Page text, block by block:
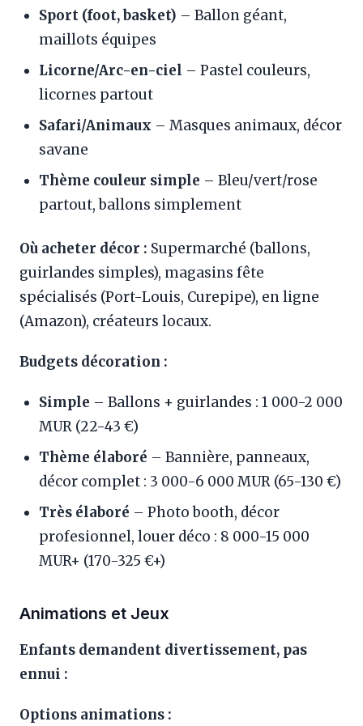
Sport (foot, basket) – Ballon géant,
maillots équipes
Licorne/Arc-en-ciel – Pastel couleurs,
licornes partout
Safari/Animaux – Masques animaux, décor
savane
Thème couleur simple – Bleu/vert/rose
partout, ballons simplement
Où acheter décor : Supermarché (ballons,
guirlandes simples), magasins fête
spécialisés (Port-Louis, Curepipe), en ligne
(Amazon), créateurs locaux.
Budgets décoration :
Simple – Ballons + guirlandes : 1 000-2 000
MUR (22-43 €)
Thème élaboré – Bannière, panneaux,
décor complet : 3 000-6 000 MUR (65-130 €)
Très élaboré – Photo booth, décor
profesionnel, louer déco : 8 000-15 000
MUR+ (170-325 €+)
Animations et Jeux
Enfants demandent divertissement, pas
ennui :
Options animations :